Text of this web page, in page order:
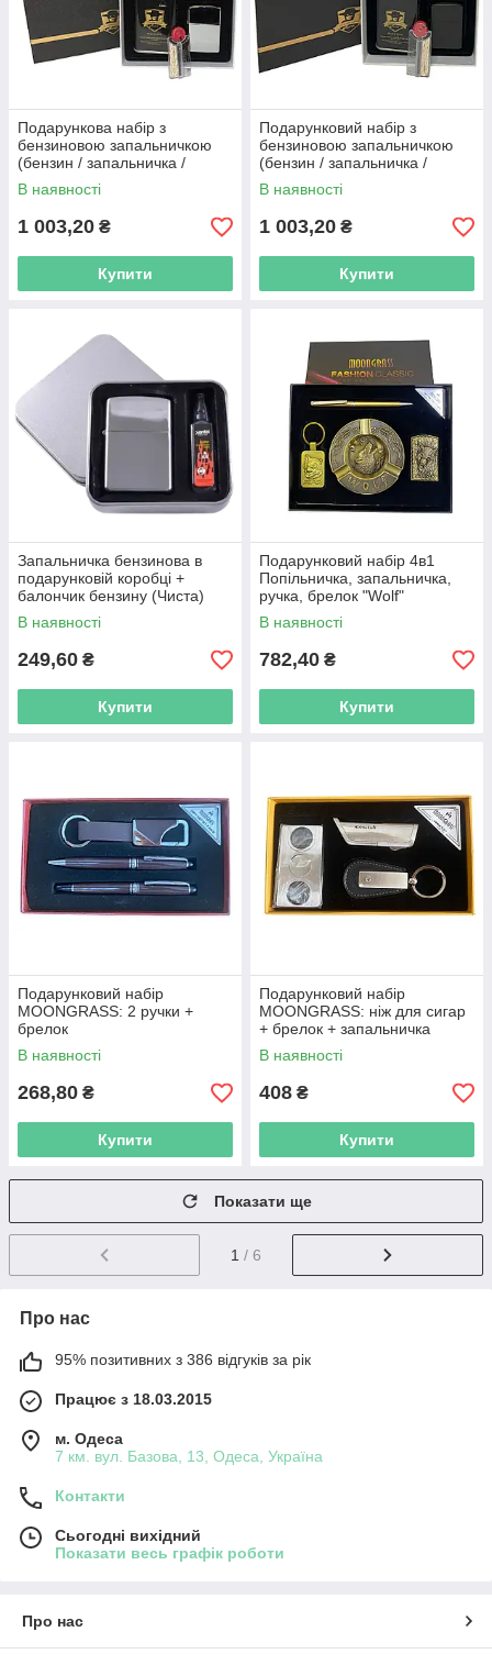
Подарункова набір з
бензиновою запальничкою
(бензин / запальничка /
кремінь / фітіль) Zorro
В наявності
1 003,20 ₴
Купити
Подарунковий набір з
бензиновою запальничкою
(бензин / запальничка /
кремінь / фітіль) Zorro
ULTIMATE JUSTICE
В наявності
1 003,20 ₴
Купити
Запальничка бензинова в
подарунковій коробці +
балончик бензину (Чиста)
В наявності
249,60 ₴
Купити
Подарунковий набір 4в1
Попільничка, запальничка,
ручка, брелок "Wolf"
В наявності
782,40 ₴
Купити
Подарунковий набір
MOONGRASS: 2 ручки +
брелок
В наявності
268,80 ₴
Купити
Подарунковий набір
MOONGRASS: ніж для сигар
+ брелок + запальничка
В наявності
408 ₴
Купити
Показати ще
1 / 6
Про нас
95% позитивних з 386 відгуків за рік
Працює з 18.03.2015
м. Одеса
7 км. вул. Базова, 13, Одеса, Україна
Контакти
Сьогодні вихідний
Показати весь графік роботи
Про нас